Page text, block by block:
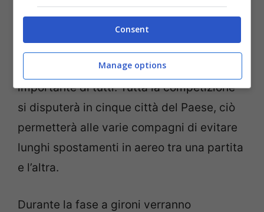
13.00, 16.00, 19.00 e 22.00 locali, quando
in Italia saranno le 11.00, 14.00, 17.00 e
20.00. Una copertura totale, da mattina
sino a sera, per il torneo di calcio più
importante di tutti. Tutta la competizione
si disputerà in cinque città del Paese, ciò
permetterà alle varie compagni di evitare
lunghi spostamenti in aereo tra una partita
e l’altra.
Durante la fase a gironi verranno
Consent
Manage options